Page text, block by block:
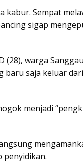
Sempat
sigap
warga
baru saja keluar
menjadi
penyidikan.